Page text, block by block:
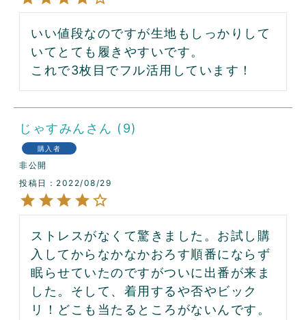
いい値段なのですが生地もしっかりして
いてとても履きやすいです。
これで3枚目でフル活用しています！
じゃすみん 9
購入者
非公開
投稿日
2022/08/29
ストレスがなくて驚きました。お試し購
入してからなかなかおろす順番にならず
眠らせていたのですがついに出番が来ま
した。そして、着用するや否やビック
リ！どこも当たるところがないんです。